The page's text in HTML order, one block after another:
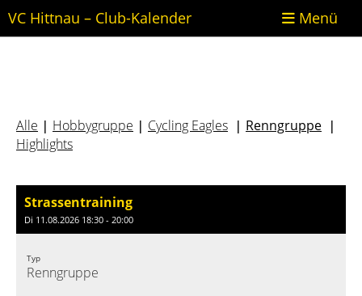
VC Hittnau – Club-Kalender Menü
Alle | Hobbygruppe | Cycling Eagles | Renngruppe |
Highlights
Strassentraining
Di 11.08.2026 18:30 - 20:00
Typ
Renngruppe